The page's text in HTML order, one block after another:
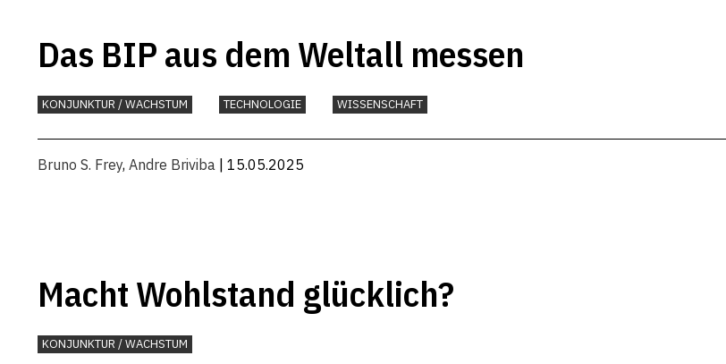
Das BIP aus dem Weltall messen
KONJUNKTUR / WACHSTUM TECHNOLOGIE WISSENSCHAFT
Bruno S. Frey, Andre Briviba | 15.05.2025
Macht Wohlstand glücklich?
KONJUNKTUR / WACHSTUM